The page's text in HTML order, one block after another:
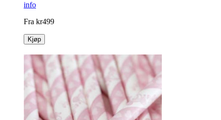
info
Fra kr499
Kjøp